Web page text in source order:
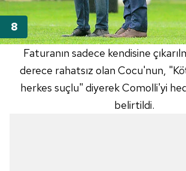
Faturanın sadece kendisine
derece rahatsız olan Cocu'nun,
herkes suçlu" diyerekComolli'yi
belirtildi.